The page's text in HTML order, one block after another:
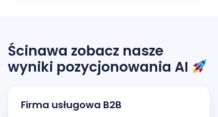
Ścinawa zobacz nasze
wyniki pozycjonowania AI
Firma usługowa B2B